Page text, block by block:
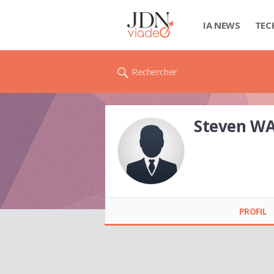
IA NEWS
Rechercher
Steven
PROFIL